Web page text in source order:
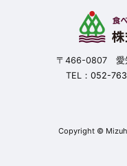
〒466-0807 愛
TEL： 052-
Copyright ©